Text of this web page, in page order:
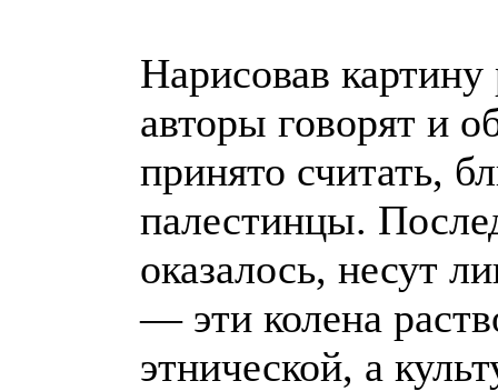
Нарисовав
авторы говорят и
принято считать,
палестинцы.
оказалось, несут
— эти колена
этнической, а